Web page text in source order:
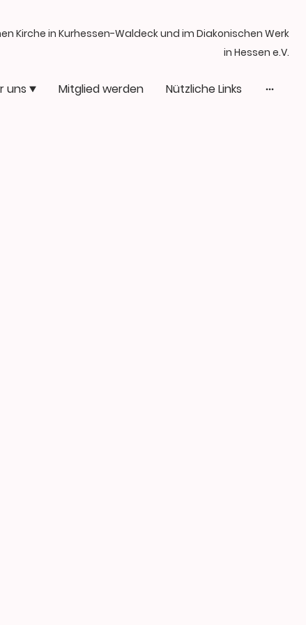
Kirche in Kurhessen-Waldeck und im Diakonischen Werk
in Hessen e.V.
uns Mitglied werden Nützliche Links